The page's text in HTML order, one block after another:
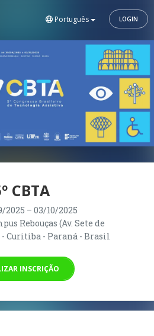
Português LOGIN
CBTA
2025 – 03/10/2025
Rebouças (Av. Sete de
Curitiba - Paraná - Brasil
INSCRIÇÃO